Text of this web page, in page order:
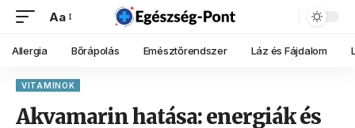
Aa
Allergia Bőrápolás Emésztőrendszer Láz és Fájdalom
VITAMINOK
Akvamarin hatása: energiák és